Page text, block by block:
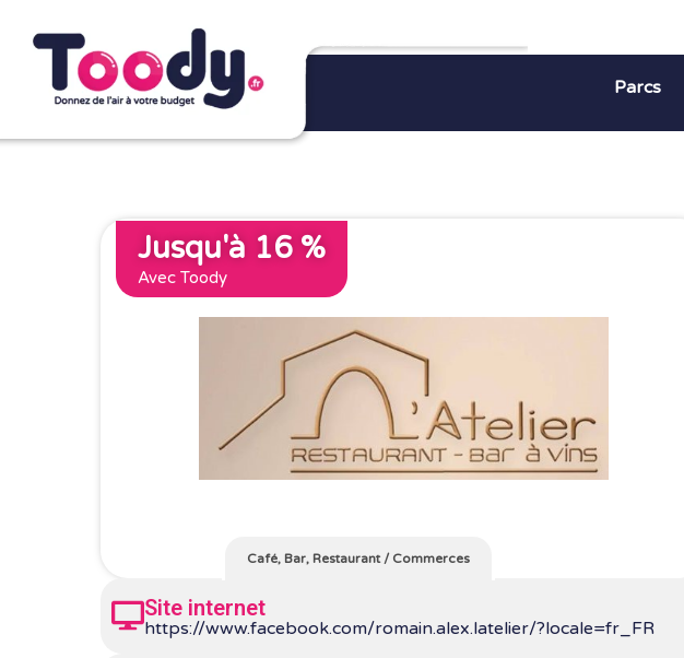
Parcs
Jusqu'à 16 %
Avec Toody
Café, Bar, Restaurant/ Commerces
Site internet
https://www.facebook.com/romain.alex.latelier/?locale=fr_FR